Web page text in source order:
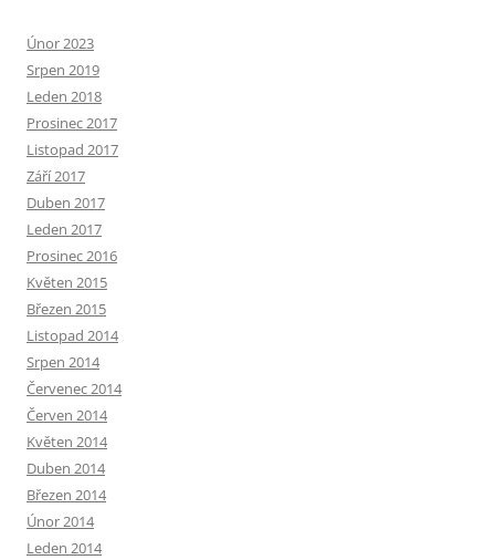
Únor 2023
Srpen 2019
Leden 2018
Prosinec 2017
Listopad 2017
Září 2017
Duben 2017
Leden 2017
Prosinec 2016
Květen 2015
Březen 2015
Listopad 2014
Srpen 2014
Červenec 2014
Červen 2014
Květen 2014
Duben 2014
Březen 2014
Únor 2014
Leden 2014